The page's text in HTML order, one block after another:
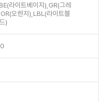
라이트베이지),GR(그레
오렌지),LBL(라이트블
)